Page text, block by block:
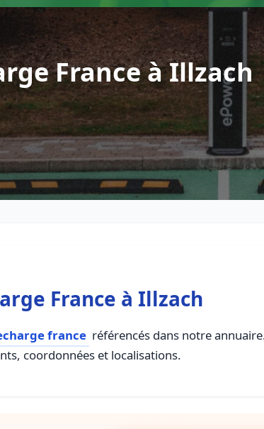
France à Illzach
France à Illzach
france référencés dans notre
coordonnées et localisations.